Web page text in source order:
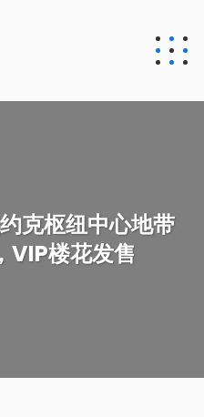
克枢纽中心地带
楼花发售